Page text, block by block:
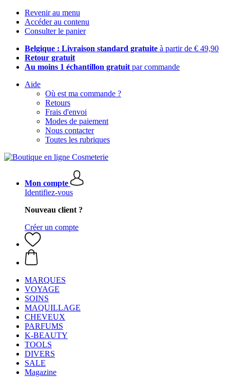
Revenir au menu
Accéder au contenu
Consulter le panier
Belgique : Livraison standard gratuite à partir de € 49,90
Retour gratuit
Au moins 1 échantillon gratuit par commande
Aide
Où est ma commande ?
Retours
Frais d'envoi
Modes de paiement
Nous contacter
Toutes les rubriques
Mon compte
Identifiez-vous
Nouveau client ?
Créer un compte
MARQUES
VOYAGE
SOINS
MAQUILLAGE
CHEVEUX
PARFUMS
K-BEAUTY
TOOLS
DIVERS
SALE
Magazine